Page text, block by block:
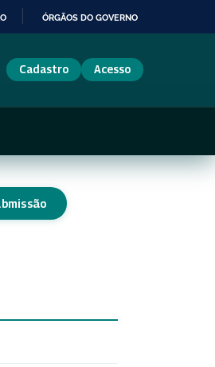
ÓRGÃOS DO GOVERNO
Cadastro Acesso